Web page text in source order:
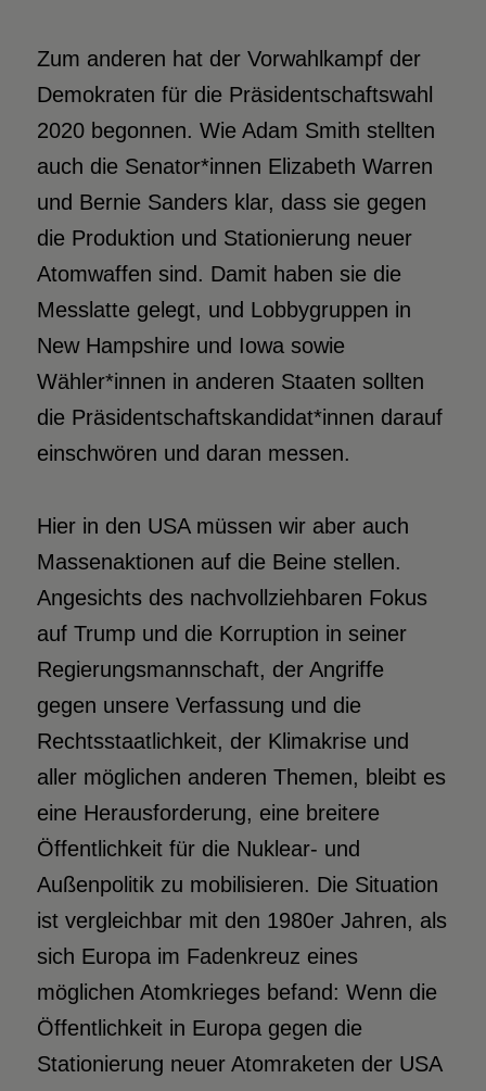
Zum anderen hat der Vorwahlkampf der
Demokraten für die Präsidentschaftswahl
2020 begonnen. Wie Adam Smith stellten
auch die Senator*innen Elizabeth Warren
und Bernie Sanders klar, dass sie gegen
die Produktion und Stationierung neuer
Atomwaffen sind. Damit haben sie die
Messlatte gelegt, und Lobbygruppen in
New Hampshire und Iowa sowie
Wähler*innen in anderen Staaten sollten
die Präsidentschaftskandidat*innen darauf
einschwören und daran messen.
Hier in den USA müssen wir aber auch
Massenaktionen auf die Beine stellen.
Angesichts des nachvollziehbaren Fokus
auf Trump und die Korruption in seiner
Regierungsmannschaft, der Angriffe
gegen unsere Verfassung und die
Rechtsstaatlichkeit, der Klimakrise und
aller möglichen anderen Themen, bleibt es
eine Herausforderung, eine breitere
Öffentlichkeit für die Nuklear- und
Außenpolitik zu mobilisieren. Die Situation
ist vergleichbar mit den 1980er Jahren, als
sich Europa im Fadenkreuz eines
möglichen Atomkrieges befand: Wenn die
Öffentlichkeit in Europa gegen die
Stationierung neuer Atomraketen der USA